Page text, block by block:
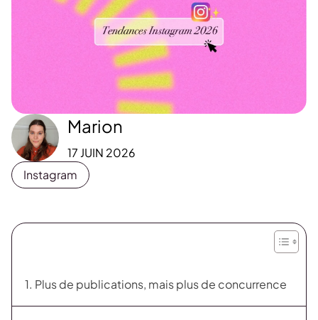
Marion
17 JUIN 2026
Instagram
1. Plus de publications, mais plus de concurrence